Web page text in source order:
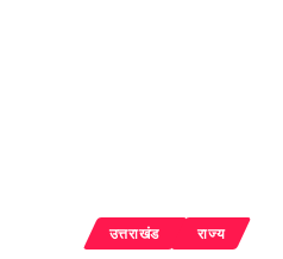
उत्तराखंड राज्य